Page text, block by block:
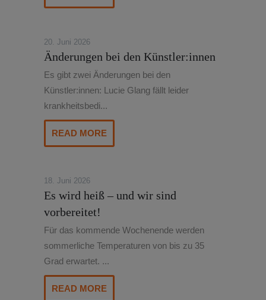
20. Juni 2026
Änderungen bei den Künstler:innen
Es gibt zwei Änderungen bei den
Künstler:innen: Lucie Glang fällt leider
krankheitsbedi...
READ MORE
18. Juni 2026
Es wird heiß – und wir sind
vorbereitet!
Für das kommende Wochenende werden
sommerliche Temperaturen von bis zu 35
Grad erwartet. ...
READ MORE